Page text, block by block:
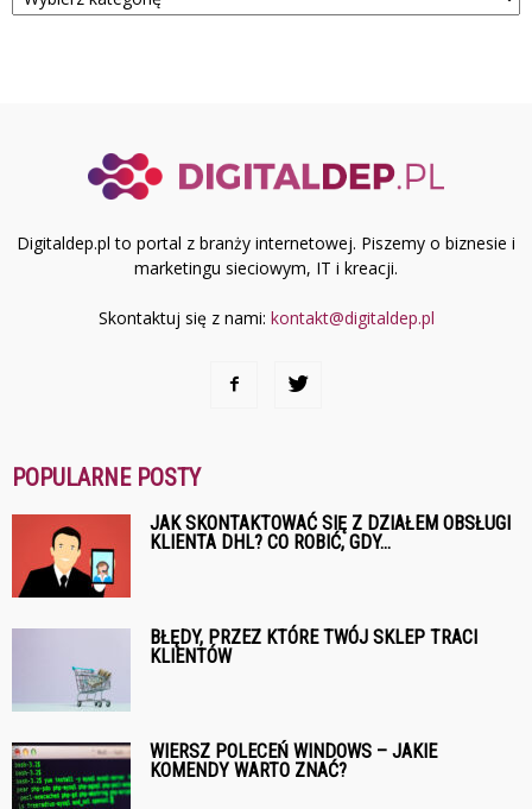
Digitaldep.pl to portal z branży internetowej. Piszemy o biznesie i
marketingu sieciowym, IT i kreacji.
Skontaktuj się z nami: kontakt@digitaldep.pl
POPULARNE POSTY
JAK SKONTAKTOWAĆ SIĘ Z DZIAŁEM OBSŁUGI
KLIENTA DHL? CO ROBIĆ, GDY...
BŁĘDY, PRZEZ KTÓRE TWÓJ SKLEP TRACI
KLIENTÓW
WIERSZ POLECEŃ WINDOWS – JAKIE
KOMENDY WARTO ZNAĆ?